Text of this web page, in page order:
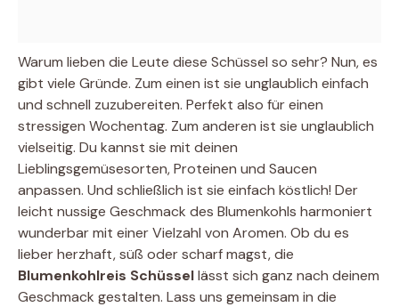
Warum lieben die Leute diese Schüssel so sehr? Nun, es
gibt viele Gründe. Zum einen ist sie unglaublich einfach
und schnell zuzubereiten. Perfekt also für einen
stressigen Wochentag. Zum anderen ist sie unglaublich
vielseitig. Du kannst sie mit deinen
Lieblingsgemüsesorten, Proteinen und Saucen
anpassen. Und schließlich ist sie einfach köstlich! Der
leicht nussige Geschmack des Blumenkohls harmoniert
wunderbar mit einer Vielzahl von Aromen. Ob du es
lieber herzhaft, süß oder scharf magst, die
Blumenkohlreis Schüssellässt sich ganz nach deinem
Geschmack gestalten. Lass uns gemeinsam in die